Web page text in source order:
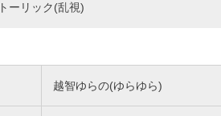
トーリック(乱視)
越智ゆらの(ゆらゆら)